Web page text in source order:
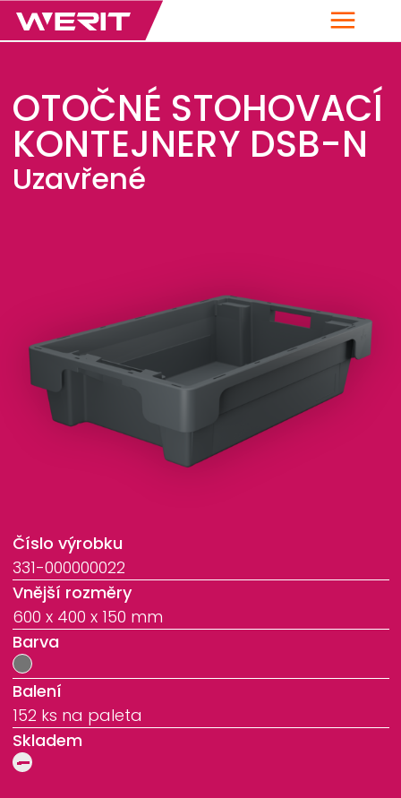
Menu
OTOČNÉ STOHOVACÍ
KONTEJNERY DSB-N
Uzavřené
Číslo výrobku
331-000000022
Vnější rozměry
600 x 400 x 150 mm
Barva
Balení
152 ks na paleta
Skladem